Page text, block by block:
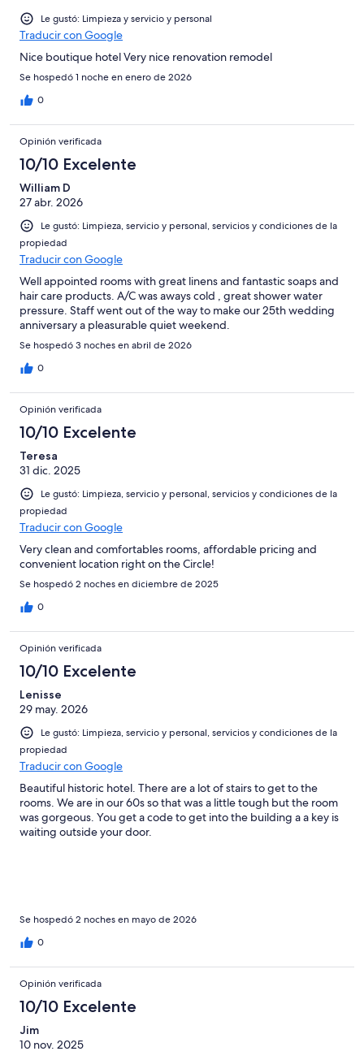
Le gustó: Limpieza y servicio y personal
Traducir con Google
Nice boutique hotel Very nice renovation remodel
Se hospedó 1 noche en enero de 2026
0
Opinión verificada
10/10 Excelente
William D
27 abr. 2026
Le gustó: Limpieza, servicio y personal, servicios y condiciones de la
propiedad
Traducir con Google
Well appointed rooms with great linens and fantastic soaps and
hair care products. A/C was aways cold , great shower water
pressure. Staff went out of the way to make our 25th wedding
anniversary a pleasurable quiet weekend.
Se hospedó 3 noches en abril de 2026
0
Opinión verificada
10/10 Excelente
Teresa
31 dic. 2025
Le gustó: Limpieza, servicio y personal, servicios y condiciones de la
propiedad
Traducir con Google
Very clean and comfortables rooms, affordable pricing and
convenient location right on the Circle!
Se hospedó 2 noches en diciembre de 2025
0
Opinión verificada
10/10 Excelente
Lenisse
29 may. 2026
Le gustó: Limpieza, servicio y personal, servicios y condiciones de la
propiedad
Traducir con Google
Beautiful historic hotel. There are a lot of stairs to get to the
rooms. We are in our 60s so that was a little tough but the room
was gorgeous. You get a code to get into the building a a key is
waiting outside your door.
Se hospedó 2 noches en mayo de 2026
0
Opinión verificada
10/10 Excelente
Jim
10 nov. 2025